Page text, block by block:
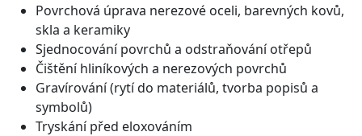
Povrchová úprava nerezové oceli, barevných kovů,
skla a keramiky
Sjednocování povrchů a odstraňování otřepů
Čištění hliníkových a nerezových povrchů
Gravírování (rytí do materiálů, tvorba popisů a
symbolů)
Tryskání před eloxováním